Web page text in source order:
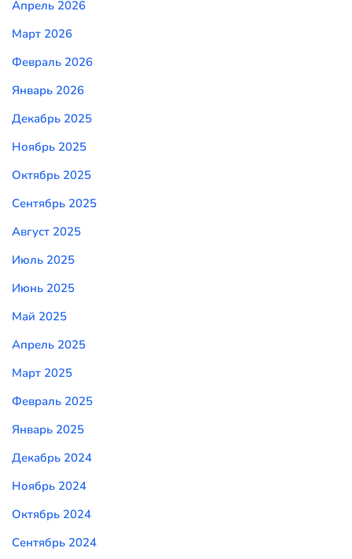
Апрель 2026
Март 2026
Февраль 2026
Январь 2026
Декабрь 2025
Ноябрь 2025
Октябрь 2025
Сентябрь 2025
Август 2025
Июль 2025
Июнь 2025
Май 2025
Апрель 2025
Март 2025
Февраль 2025
Январь 2025
Декабрь 2024
Ноябрь 2024
Октябрь 2024
Сентябрь 2024